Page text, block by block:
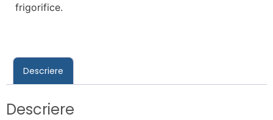
frigorifice.
Descriere
Descriere